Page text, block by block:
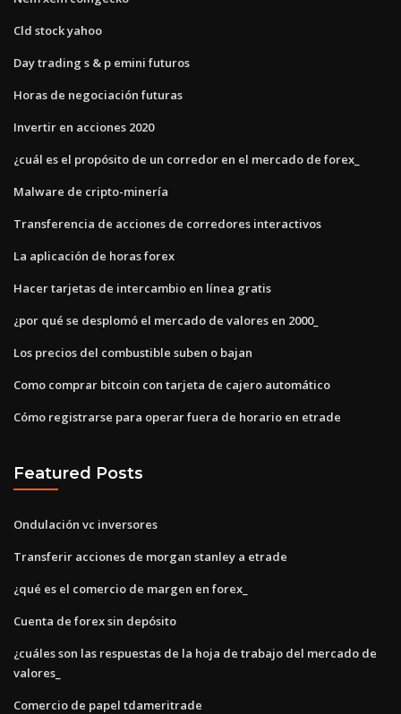
Cld stock yahoo
Day trading s & p emini futuros
Horas de negociación futuras
Invertir en acciones 2020
¿cuál es el propósito de un corredor en el mercado de forex_
Malware de cripto-minería
Transferencia de acciones de corredores interactivos
La aplicación de horas forex
Hacer tarjetas de intercambio en línea gratis
¿por qué se desplomó el mercado de valores en 2000_
Los precios del combustible suben o bajan
Como comprar bitcoin con tarjeta de cajero automático
Cómo registrarse para operar fuera de horario en etrade
Featured Posts
Ondulación vc inversores
Transferir acciones de morgan stanley a etrade
¿qué es el comercio de margen en forex_
Cuenta de forex sin depósito
¿cuáles son las respuestas de la hoja de trabajo del mercado de
valores_
Comercio de papel tdameritrade